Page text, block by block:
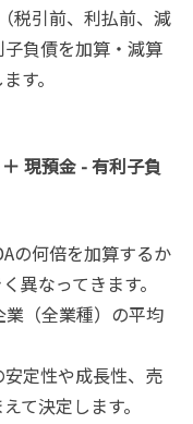
税引前、利払前、減
負債を加算・減算
す。
現預金 - 有利子負
の何倍を加算するか
異なってきます。
（全業種）の平均
定性や成長性、売
て決定します。